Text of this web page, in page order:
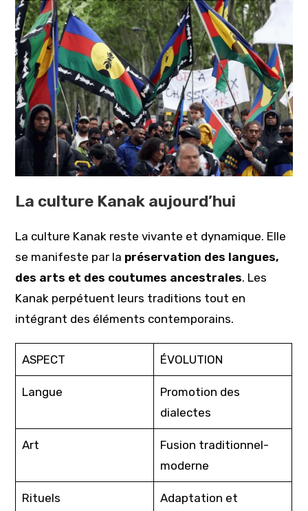
La culture Kanak aujourd’hui
La culture Kanak reste vivante et dynamique. Elle
se manifeste par la préservation des langues,
des arts et des coutumes ancestrales. Les
Kanak perpétuent leurs traditions tout en
intégrant des éléments contemporains.
ASPECT ÉVOLUTION
Langue
Promotion des
dialectes
Art
Fusion traditionnel-
moderne
Rituels
Adaptation et